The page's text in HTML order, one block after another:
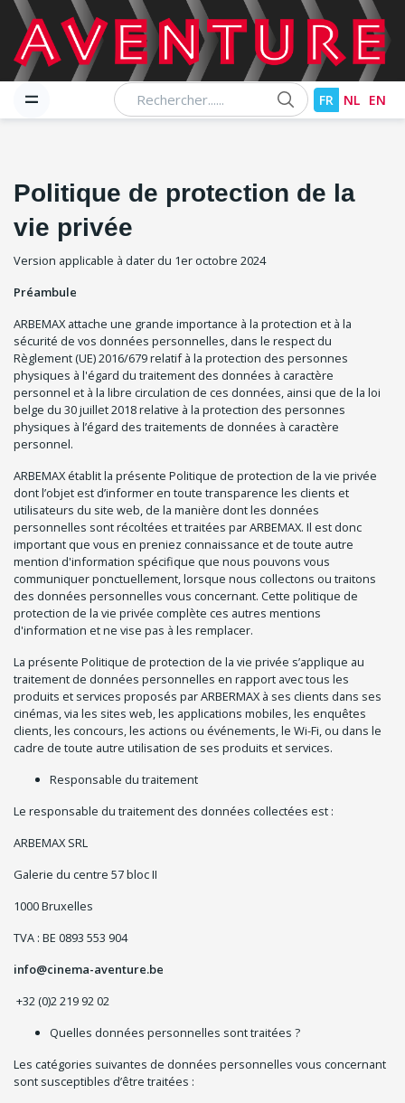
Chercher
FR NL EN
Politique de protection de la
vie privée
Version applicable à dater du 1er octobre 2024
Préambule
ARBEMAX attache une grande importance à la protection et à la
sécurité de vos données personnelles, dans le respect du
Règlement (UE) 2016/679 relatif à la protection des personnes
physiques à l'égard du traitement des données à caractère
personnel et à la libre circulation de ces données, ainsi que de la loi
belge du 30 juillet 2018 relative à la protection des personnes
physiques à l’égard des traitements de données à caractère
personnel.
ARBEMAX établit la présente Politique de protection de la vie privée
dont l’objet est d’informer en toute transparence les clients et
utilisateurs du site web, de la manière dont les données
personnelles sont récoltées et traitées par ARBEMAX. Il est donc
important que vous en preniez connaissance et de toute autre
mention d'information spécifique que nous pouvons vous
communiquer ponctuellement, lorsque nous collectons ou traitons
des données personnelles vous concernant. Cette politique de
protection de la vie privée complète ces autres mentions
d'information et ne vise pas à les remplacer.
La présente Politique de protection de la vie privée s’applique au
traitement de données personnelles en rapport avec tous les
produits et services proposés par ARBERMAX à ses clients dans ses
cinémas, via les sites web, les applications mobiles, les enquêtes
clients, les concours, les actions ou événements, le Wi-Fi, ou dans le
cadre de toute autre utilisation de ses produits et services.
Responsable du traitement
Le responsable du traitement des données collectées est :
ARBEMAX SRL
Galerie du centre 57 bloc II
1000 Bruxelles
TVA : BE 0893 553 904
info@cinema-aventure.be
+32 (0)2 219 92 02
Quelles données personnelles sont traitées ?
Les catégories suivantes de données personnelles vous concernant
sont susceptibles d’être traitées :